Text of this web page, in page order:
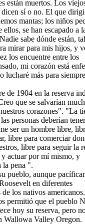
están muertos. Los
sí o no. El que
mantas; los niños
se han escapado a
sabe dónde están,
mirar para mis hijos, y
los encuentre entre los
mi corazón está
lucharé más para
de 1904 en la reserva
que se salvarían
corazones". "La
personas deberían
ser un hombre libre,
libre para comerciar
libre para seguir la
y actuar por mí mismo, y
la pena ".
pueblo, aunque
en diferentes
los nativos
permitió que el pueblo
hoy su reserva, pero
Wallowa Valley Oregon.